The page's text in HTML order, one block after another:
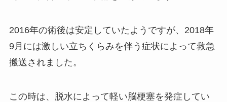
2016年の術後は安定していたようですが、2018年
9月には激しい立ちくらみを伴う症状によって救急
搬送されました。
この時は、脱水によって軽い脳梗塞を発症してい